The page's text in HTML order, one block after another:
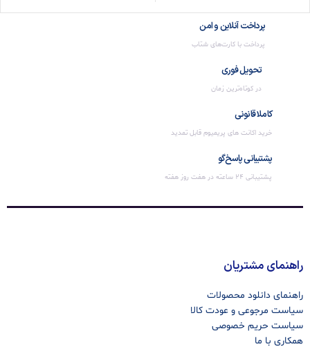
پرداخت آنلاین و امن
پرداخت با کارت‌های شتاب
تحویل فوری
در کوتاه‌ترین زمان
کاملا قانونی
خرید اکانت های پریمیوم قابل تمدید
پشتیبانی پاسخ‌گو
پشتیبانی 24 ساعته در هفت روز هفته
راهنمای مشتریان
راهنمای دانلود محصولات
سیاست مرجوعی و عودت کالا
سیاست حریم خصوصی
همکاری با ما